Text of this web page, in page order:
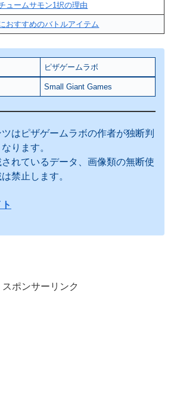
ュームサモン1択の理由
おすすめのバトルアイテム
ピザゲームラボ
Small Giant Games
はピザゲームラボの作者が独断判
ります。
れているデータ、画像類の無断使
禁止します。
スポンサーリンク